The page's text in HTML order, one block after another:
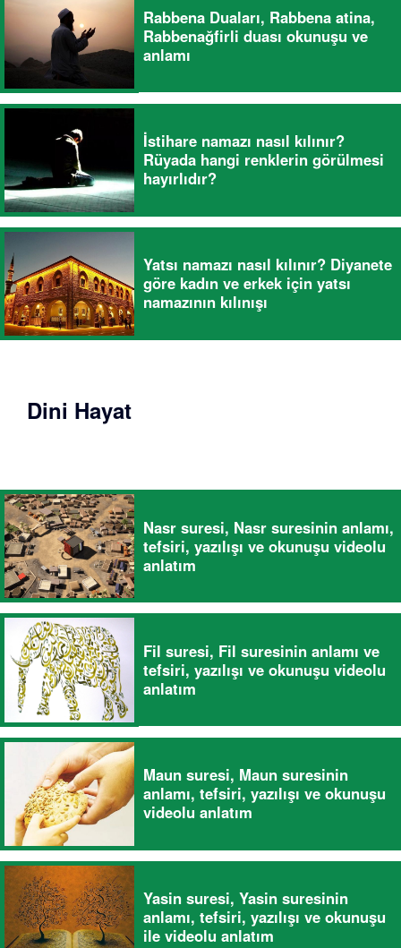
Rabbena Duaları, Rabbena atina,
Rabbenağfirli duası okunuşu ve
anlamı
İstihare namazı nasıl kılınır?
Rüyada hangi renklerin görülmesi
hayırlıdır?
Yatsı namazı nasıl kılınır? Diyanete
göre kadın ve erkek için yatsı
namazının kılınışı
Dini Hayat
Nasr suresi, Nasr suresinin anlamı,
tefsiri, yazılışı ve okunuşu videolu
anlatım
Fil suresi, Fil suresinin anlamı ve
tefsiri, yazılışı ve okunuşu videolu
anlatım
Maun suresi, Maun suresinin
anlamı, tefsiri, yazılışı ve okunuşu
videolu anlatım
Yasin suresi, Yasin suresinin
anlamı, tefsiri, yazılışı ve okunuşu
ile videolu anlatım